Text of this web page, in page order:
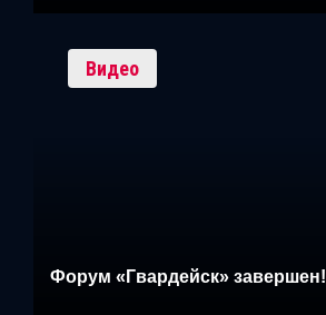
Видео
Форум «Гвардейск» завершен!